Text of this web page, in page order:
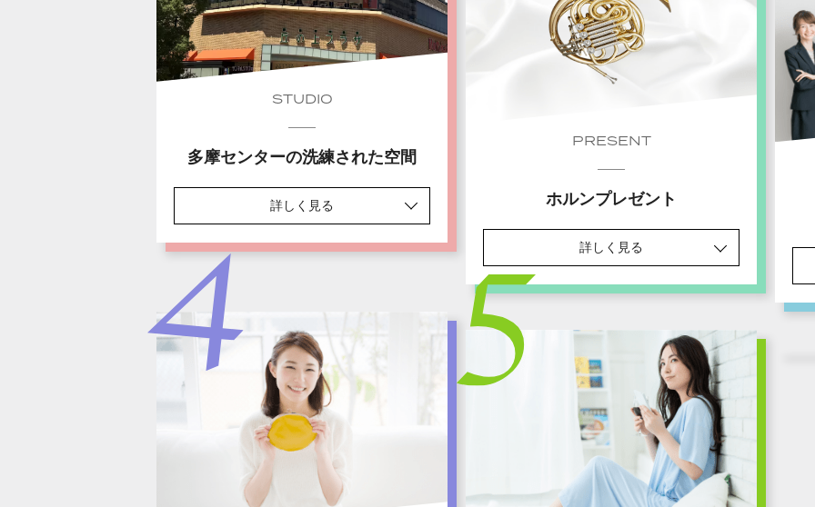
STUDIO
多摩センターの洗練された空間
詳しく見る
PRESENT
ホルンプレゼント
詳しく見る